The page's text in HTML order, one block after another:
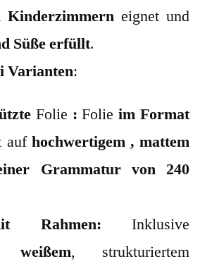
Kinderzimmern eignet und
Süße erfüllt.
Varianten:
Folie :Folieim Format
auf hochwertigem , mattem
Grammatur von 240
Rahmen: Inklusive
weißem, strukturiertem